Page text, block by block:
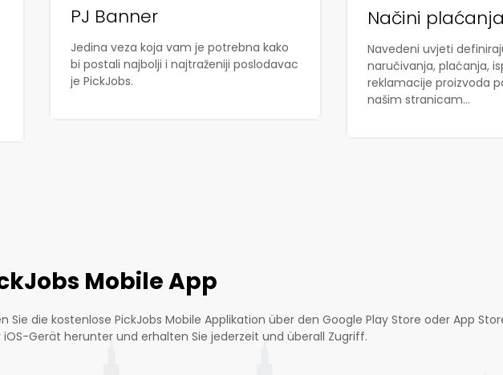
PJ Banner
Jedina veza koja vam je potrebna kako
bi postali najbolji i najtraženiji poslodavac
je PickJobs.
Načini plaćanja
Navedeni uvjeti
naručivanja, plaćanja,
reklamacije proizvoda
našim stranicam...
Mobile App
Sie die kostenlose PickJobs Mobile Applikation über den Google Play Store oder App
iOS-Gerät herunter und erhalten Sie jederzeit und überall Zugriff.